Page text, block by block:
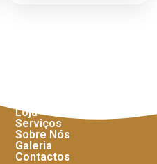
Loja
Serviços
Sobre Nós
Galeria
Contactos